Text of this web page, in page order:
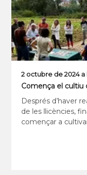
2 octubre de 2024 a
Comença el cultiu
Després d’haver
de les llicències,
començar a
Recordem que